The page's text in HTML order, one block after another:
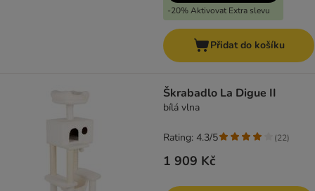
-20% Aktivovat Extra slevu
Přidat do košíku
Škrabadlo La Digue II
bílá vlna
1 909 Kč
Rating: 4.3/5 (22)